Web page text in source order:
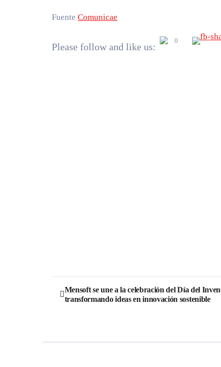
Fuente Comunicae
Please follow and like us:
0
Mensoft se une a la celebración del Día del
transformando ideas en innovación sostenible